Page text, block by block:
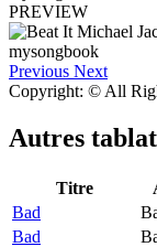
PREVIEW
Previous Next
Copyright: © All
Autres
Titre
Bad
Bad